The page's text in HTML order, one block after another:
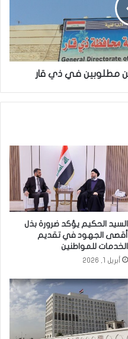
مطلوبين في ذي قار
السيد الحكيم يؤكد ضرورة بذل
أقصى الجهود في تقديم
الخدمات للمواطنين
أبريل 1, 2026